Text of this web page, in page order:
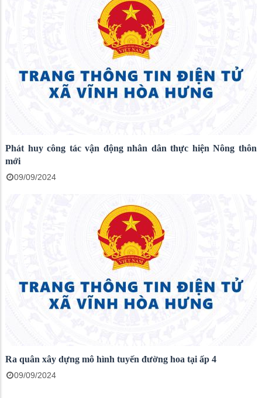
Phát huy công tác vận động nhân dân thực hiện Nông thôn
mới
09/09/2024
Ra quân xây dựng mô hình tuyến đường hoa tại ấp 4
09/09/2024